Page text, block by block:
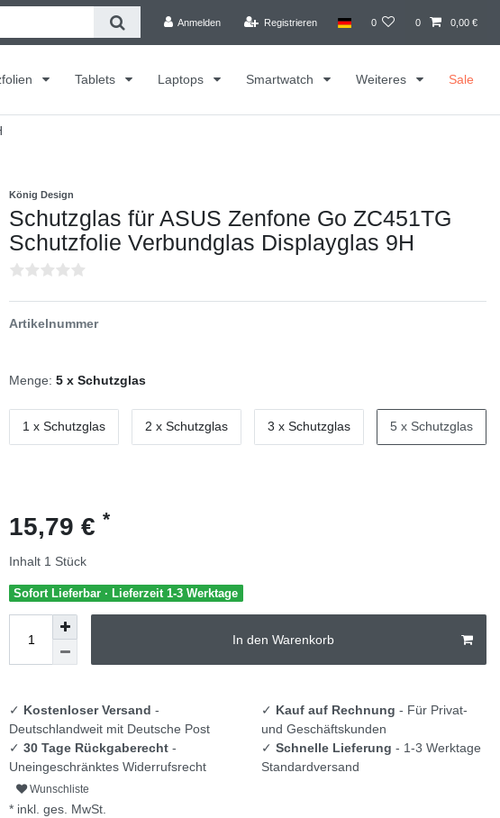
Anmelden Registrieren 0 0 0,00 €
Tablets Laptops Smartwatch Weiteres Sale
König Design
Schutzglas für ASUS Zenfone Go ZC451TG
Schutzfolie Verbundglas Displayglas 9H
Artikelnummer
Menge: 5 x Schutzglas
1 x Schutzglas 2 x Schutzglas 3 x Schutzglas 5 x Schutzglas
15,79 € *
Inhalt 1 Stück
Sofort Lieferbar · Lieferzeit 1-3 Werktage
In den Warenkorb
✓ Kostenloser Versand -
Deutschlandweit mit Deutsche Post
✓ 30 Tage Rückgaberecht -
Uneingeschränktes Widerrufsrecht
✓ Kauf auf Rechnung - Für Privat-
und Geschäftskunden
✓ Schnelle Lieferung - 1-3 Werktage
Standardversand
Wunschliste
* inkl. ges. MwSt.